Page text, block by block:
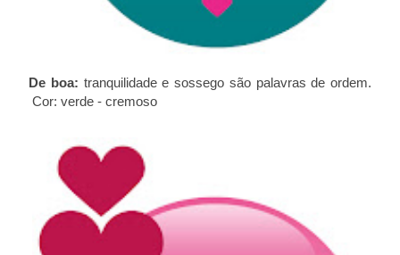
De boa: tranquilidade e sossego são palavras de ordem.
Cor: verde - cremoso